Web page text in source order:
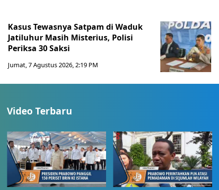
Kasus Tewasnya Satpam di Waduk
Jatiluhur Masih Misterius, Polisi
Periksa 30 Saksi
Jumat, 7 Agustus 2026, 2:19 PM
Video Terbaru